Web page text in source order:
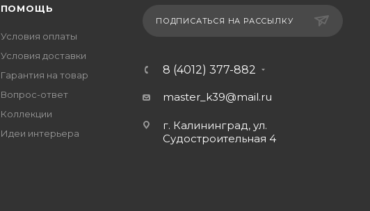
ПОМОЩЬ
Условия оплаты
Условия доставки
Гарантия на товар
Вопрос-ответ
Коллекции
Идеи интерьера
ПОДПИСАТЬСЯ НА РАССЫЛКУ
8 (4012) 377-882
master_k39@mail.ru
г. Калининград, ул.
Судостроительная 4